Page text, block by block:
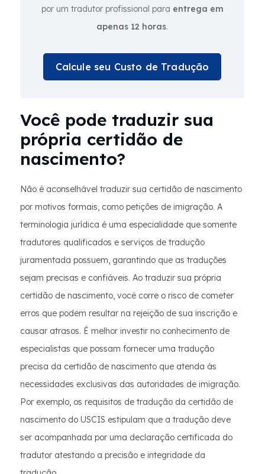
por um tradutor profissional para entrega em
apenas 12 horas.
Calcule seu Custo de Tradução
Você pode traduzir sua
própria certidão de
nascimento?
Não é aconselhável traduzir sua certidão de nascimento
por motivos formais, como petições de imigração. A
terminologia jurídica é uma especialidade que somente
tradutores qualificados e serviços de tradução
juramentada possuem, garantindo que as traduções
sejam precisas e confiáveis. Ao traduzir sua própria
certidão de nascimento, você corre o risco de cometer
erros que podem resultar na rejeição de sua inscrição e
causar atrasos. É melhor investir no conhecimento de
especialistas que possam fornecer uma tradução
precisa da certidão de nascimento que atenda às
necessidades exclusivas das autoridades de imigração.
Por exemplo, os requisitos de tradução da certidão de
nascimento do USCIS estipulam que a tradução deve
ser acompanhada por uma declaração certificada do
tradutor atestando a precisão e integridade da